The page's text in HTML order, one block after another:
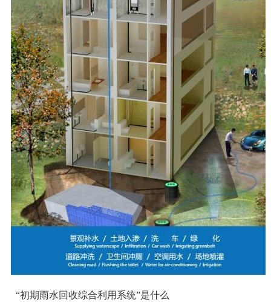
“初期雨水回收综合利用系统”是什么